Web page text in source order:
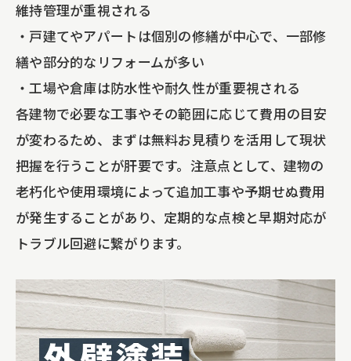
維持管理が重視される
・戸建てやアパートは個別の修繕が中心で、一部修
繕や部分的なリフォームが多い
・工場や倉庫は防水性や耐久性が重要視される
各建物で必要な工事やその範囲に応じて費用の目安
が変わるため、まずは無料お見積りを活用して現状
把握を行うことが肝要です。注意点として、建物の
老朽化や使用環境によって追加工事や予期せぬ費用
が発生することがあり、定期的な点検と早期対応が
トラブル回避に繋がります。